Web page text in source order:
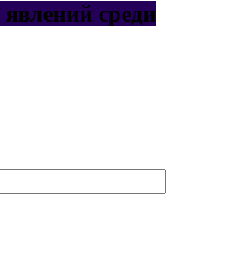
среди